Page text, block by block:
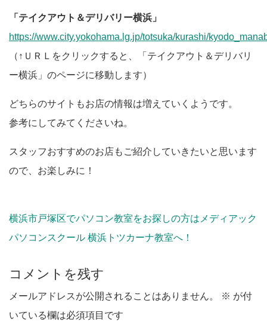
「テイクアウト＆デリバリー横浜」
https://www.city.yokohama.lg.jp/totsuka/kurashi/
（↑ＵＲＬをクリックすると、「テイクアウト＆デリバリ
ー横浜」のページに移動します）
どちらのサイトもお店の情報は増えていくようです。
参考にしてみてくださいね。
スタッフおすすめのお店もご紹介していきたいと思います
ので、お楽しみに！
横浜市戸塚区でパソコン教室をお探しの方はメディアック
パソコンスクール 横浜トツカーナ教室へ！
コメントを残す
メールアドレスが公開されることはありません。 ※ が付
いている欄は必須項目です